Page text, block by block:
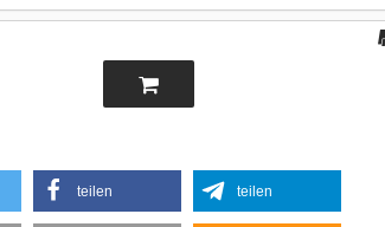
teilen teilen